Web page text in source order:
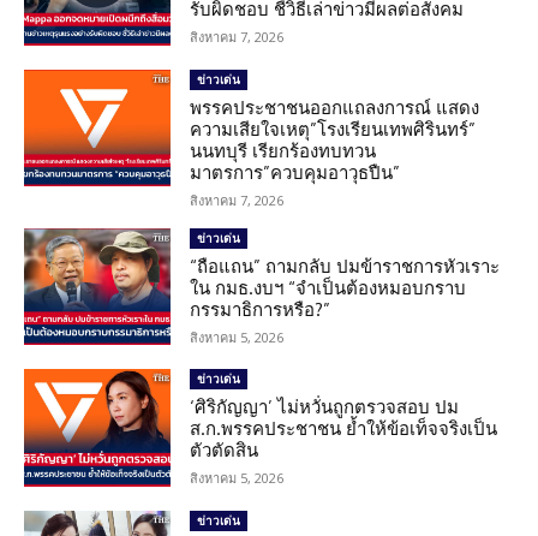
รับผิดชอบ ชี้วิธีเล่าข่าวมีผลต่อสังคม
สิงหาคม 7, 2026
ข่าวเด่น
พรรคประชาชนออกแถลงการณ์ แสดง
ความเสียใจเหตุ”โรงเรียนเทพศิรินทร์”
นนทบุรี เรียกร้องทบทวน
มาตรการ”ควบคุมอาวุธปืน”
สิงหาคม 7, 2026
ข่าวเด่น
“ถือแถน” ถามกลับ ปมข้าราชการหัวเราะ
ใน กมธ.งบฯ “จำเป็นต้องหมอบกราบ
กรรมาธิการหรือ?”
สิงหาคม 5, 2026
ข่าวเด่น
‘ศิริกัญญา’ ไม่หวั่นถูกตรวจสอบ ปม
ส.ก.พรรคประชาชน ย้ำให้ข้อเท็จจริงเป็น
ตัวตัดสิน
สิงหาคม 5, 2026
ข่าวเด่น